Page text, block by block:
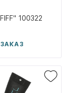
100322